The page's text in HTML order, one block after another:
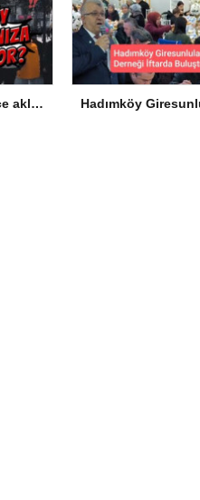
Arnavutköy denince aklınıza ilk ne geliyor?